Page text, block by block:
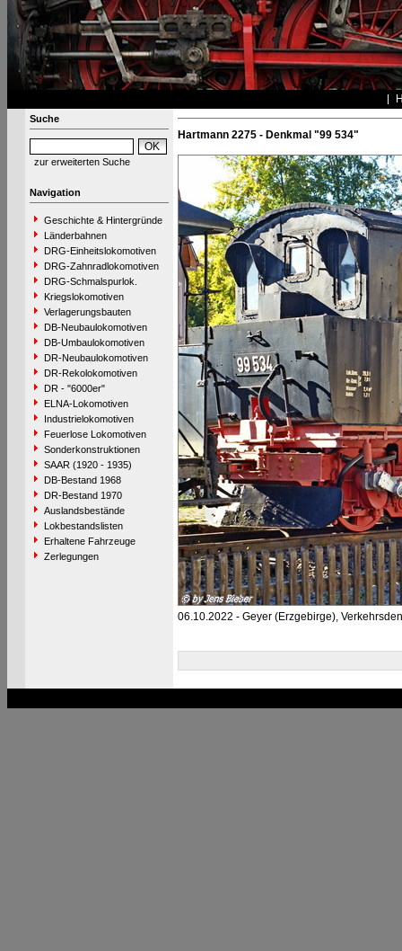
Suche
zur erweiterten Suche
Navigation
Geschichte & Hintergründe
Länderbahnen
DRG-Einheitslokomotiven
DRG-Zahnradlokomotiven
DRG-Schmalspurlok.
Kriegslokomotiven
Verlagerungsbauten
DB-Neubaulokomotiven
DB-Umbaulokomotiven
DR-Neubaulokomotiven
DR-Rekolokomotiven
DR - "6000er"
ELNA-Lokomotiven
Industrielokomotiven
Feuerlose Lokomotiven
Sonderkonstruktionen
SAAR (1920 - 1935)
DB-Bestand 1968
DR-Bestand 1970
Auslandsbestände
Lokbestandslisten
Erhaltene Fahrzeuge
Zerlegungen
Hartmann 2275 - Denkmal "99 534"
06.10.2022 - Geyer (Erzgebirge),